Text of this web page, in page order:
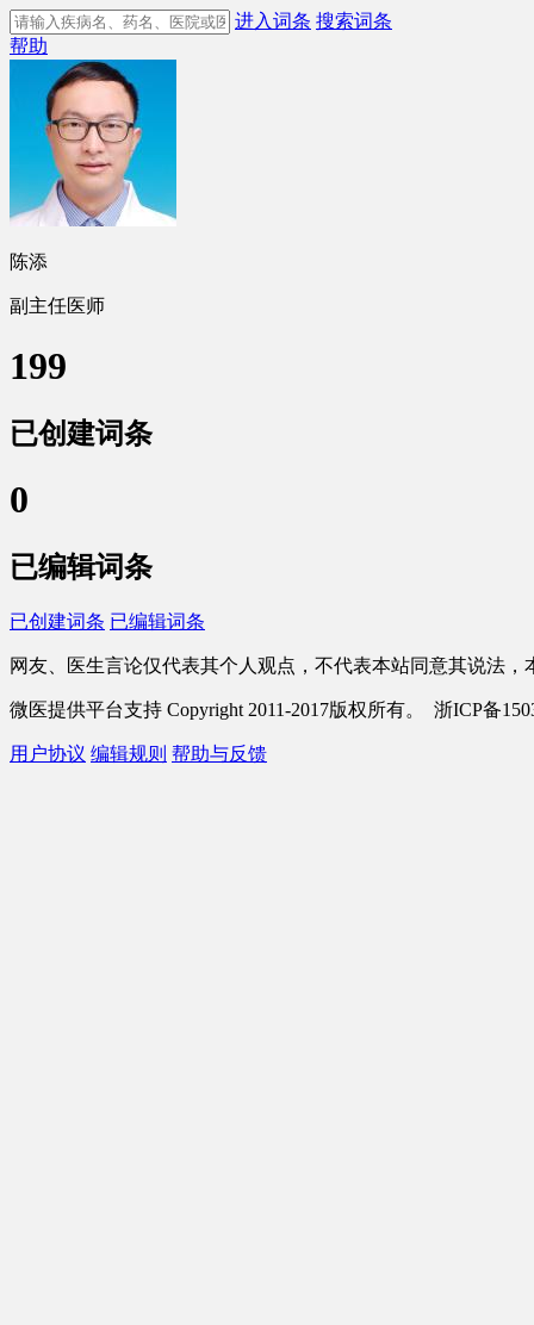
进入词条 搜索词条
帮助
陈添
副主任医师
199
已创建词条
0
已编辑词条
已创建词条 已编辑词条
网友、医生言论仅代表其个人观点，不代表本站同意其说法
微医提供平台支持 Copyright 2011-2017版权所有。 浙ICP备
用户协议 编辑规则 帮助与反馈